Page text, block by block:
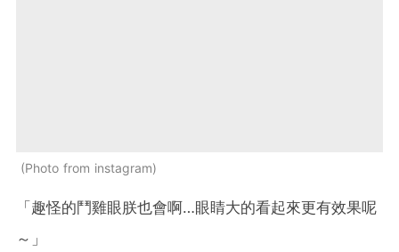
Photo from instagram
「趣怪的鬥雞眼朕也會啊…眼睛大的看起來更有效果呢
～」